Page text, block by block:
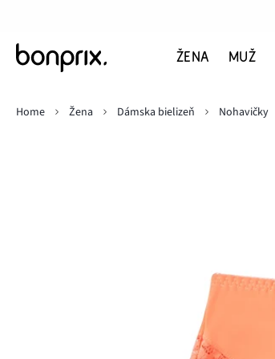
ŽENA MUŽ
Home
Žena Dámska bielizeň Nohavičky